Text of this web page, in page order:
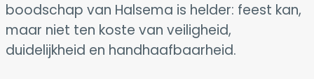
boodschap van Halsema is helder: feest kan,
maar niet ten koste van veiligheid,
duidelijkheid en handhaafbaarheid.